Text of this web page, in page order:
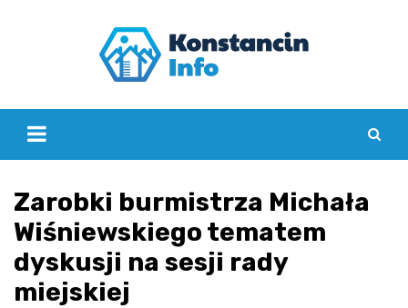
Zarobki burmistrza Michała
Wiśniewskiego tematem
dyskusji na sesji rady
miejskiej